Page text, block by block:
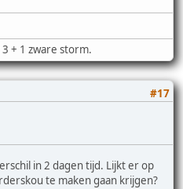
+ 1 zware storm.
#17
in 2 dagen tijd. Lijkt er op
te maken gaan krijgen?